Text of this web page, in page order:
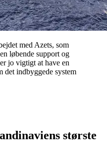
med Azets, som
løbende support og
jo vigtigt at have en
det indbyggede system
største